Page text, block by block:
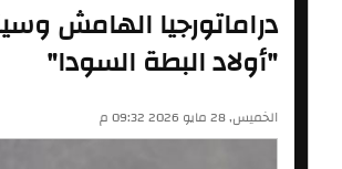
دراماتورجيا الهامش
"أولاد البطة السودا"
الخميس, 28 مايو 2026 09:32 م